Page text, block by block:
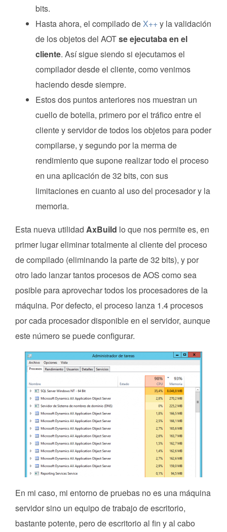
bits.
Hasta ahora, el compilado deX++y la validación
de los objetos del AOTse ejecutaba en el
cliente. Así sigue siendo si ejecutamos el
compilador desde el cliente, como venimos
haciendo desde siempre.
Estos dos puntos anteriores nos muestran un
cuello de botella, primero por el tráfico entre el
cliente y servidor de todos los objetos para poder
compilarse, y segundo por la merma de
rendimiento que supone realizar todo el proceso
en una aplicación de 32 bits, con sus
limitaciones en cuanto al uso del procesador y la
memoria.
Esta nueva utilidad AxBuild lo que nos permite es, en
primer lugar eliminar totalmente al cliente del proceso
de compilado (eliminando la parte de 32 bits), y por
otro lado lanzar tantos procesos de AOS como sea
posible para aprovechar todos los procesadores de la
máquina. Por defecto, el proceso lanza 1.4 procesos
por cada procesador disponible en el servidor, aunque
este número se puede configurar.
En mi caso, mi entorno de pruebas no es una máquina
servidor sino un equipo de trabajo de escritorio,
bastante potente, pero de escritorio al fin y al cabo